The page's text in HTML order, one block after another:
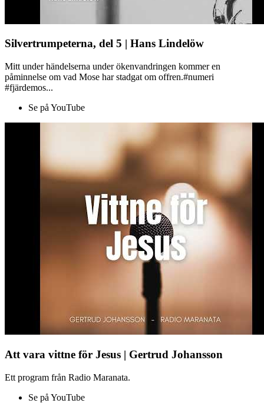
Silvertrumpeterna, del 5 | Hans Lindelöw
Mitt under händelserna under ökenvandringen kommer en
påminnelse om vad Mose har stadgat om offren.#numeri
#fjärdemos...
Se på YouTube
Att vara vittne för Jesus | Gertrud Johansson
Ett program från Radio Maranata.
Se på YouTube